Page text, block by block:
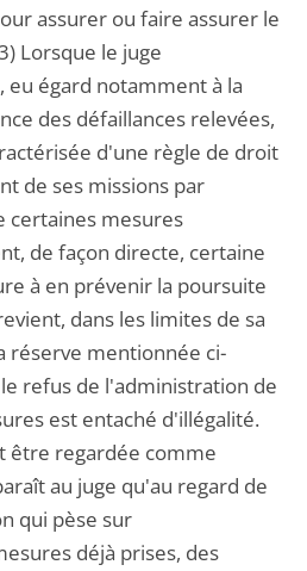
assurer ou faire assurer le
Lorsque le juge
égard notamment à la
des défaillances relevées,
d'une règle de droit
de ses missions par
certaines mesures
de façon directe, certaine
à en prévenir la poursuite
dans les limites de sa
réserve mentionnée ci-
refus de l'administration de
est entaché d'illégalité.
être regardée comme
au juge qu'au regard de
qui pèse sur
déjà prises, des